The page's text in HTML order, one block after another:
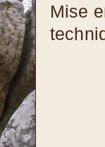
Mise